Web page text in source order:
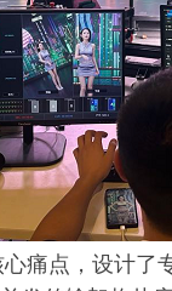
痛点，设计